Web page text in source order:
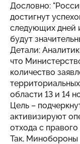
Дословно:
достигнут
следующих дней
будут
Детали:
что
количество
области 13 и 14
Цель –
активизируют
отхода с
Так, Минобороны